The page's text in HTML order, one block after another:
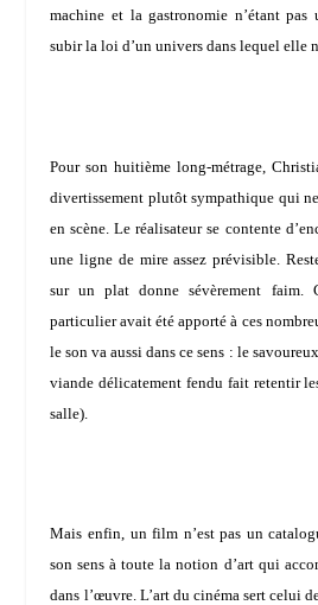
machine et la gastronomie n’étant pas
subir la loi d’un univers dans lequel elle
Pour son huitième long-métrage,
divertissement plutôt sympathique qui
en scène. Le réalisateur se contente
une ligne de mire assez prévisible.
sur un plat donne sévèrement faim.
particulier avait été apporté à ces
le son va aussi dans ce sens : le
viande délicatement fendu fait retentir
salle).
Mais enfin, un film n’est pas un
son sens à toute la notion d’art qui
dans l’œuvre. L’art du cinéma sert celui